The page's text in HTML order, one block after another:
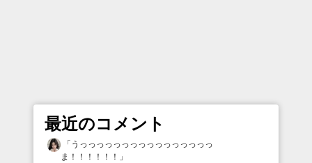
最近のコメント
「 うっっっっっっっっっっっっっっっっ
ま！！！！！！ 」